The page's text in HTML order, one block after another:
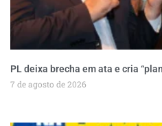
PL deixa brecha em ata e cria
7 de agosto de 2026